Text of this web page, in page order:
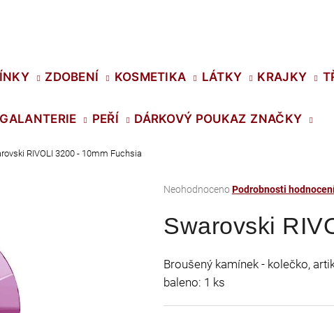
ZDOBENÍ KOSMETIKA LÁTKY KRAJKY
GALANTERIE PEŘÍ DÁRKOVÝ POUKAZ ZNAČKY
RIVOLI 3200 - 10mm Fuchsia
Průměrné
produktu
je
z
5
NeohodnocenoPodrobnosti
Swarovski
Broušený kamínek - kolečko,
baleno: 1 ks
Co potřebujete najít?
XIRIUS NH SS-16 CRYSTAL
PRECIOSA VIVA12